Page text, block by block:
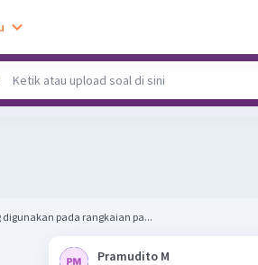
pada rangkaian pa...
Pramudito M